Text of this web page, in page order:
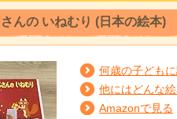
んの いねむり (日本の絵本)
何歳の子ども
他にはどんな
Amazonで見る